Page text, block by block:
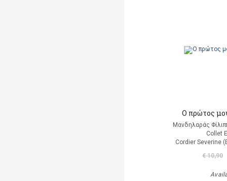
Ο πρώτος
Μανδηλαράς
Collet
Cordier Severine
€ 10,90